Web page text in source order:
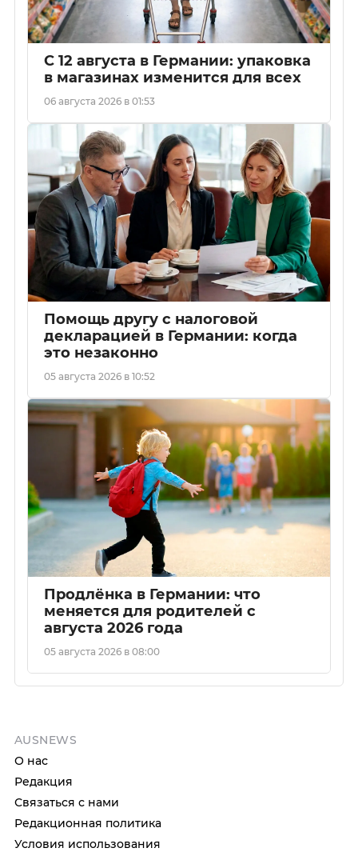
С 12 августа в Германии: упаковка
в магазинах изменится для всех
06 августа 2026 в 01:53
Помощь другу с налоговой
декларацией в Германии: когда
это незаконно
05 августа 2026 в 10:52
Продлёнка в Германии: что
меняется для родителей с
августа 2026 года
05 августа 2026 в 08:00
AUSNEWS
О нас
Редакция
Связаться с нами
Редакционная политика
Условия использования